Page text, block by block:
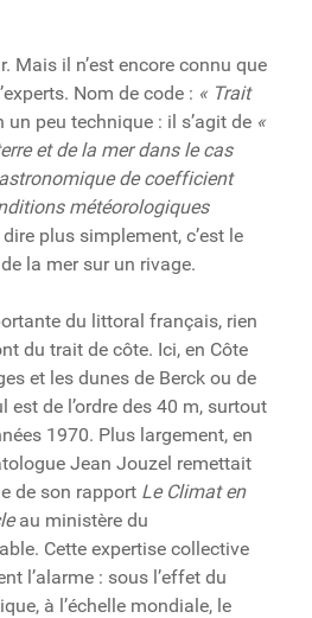
Mais il n’est encore connu que
Nom de code : « Trait
un peu technique : il s’agit de «
et de la mer dans le cas
de coefficient
météorologiques
plus simplement, c’est le
la mer sur un rivage.
du littoral français, rien
du trait de côte. Ici, en Côte
et les dunes de Berck ou de
est de l’ordre des 40 m, surtout
1970. Plus largement, en
Jean Jouzel remettait
de son rapport Le Climat en
au ministère du
Cette expertise collective
l’alarme : sous l’effet du
à l’échelle mondiale, le